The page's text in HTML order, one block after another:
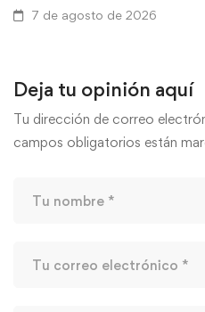
7 de agosto de 2026
Deja tu opinión aquí
Tu dirección de correo
campos obligatorios están